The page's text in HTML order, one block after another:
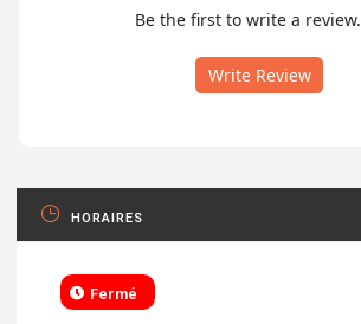
Be the first to write a review.
Write Review
HORAIRES
Fermé